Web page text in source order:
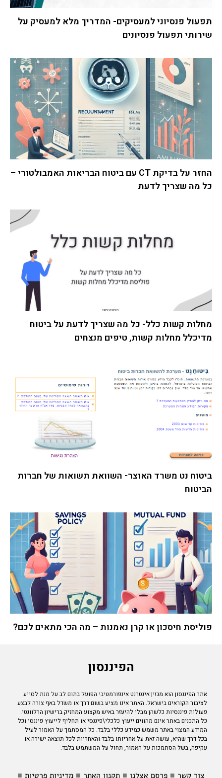
תפעול פנסיוני למעסיקים- המדריך מלא למעסיק על
שירותי תפעול פנסיונים
החזר על בדיקת CT עם ביטוח הבריאות האמבולטורי –
כל מה שצריך לדעת
מחלות קשות כלל- כל מה שצריך לדעת על ביטוח
מדיכלל מחלות קשות, טיפים מנצחים
ביטוח נט משרד האוצר- השוואת תשואות של חברות
הביטוח
פוליסת חיסכון או קרן נאמנות – מה הכי מתאים לכם?
הפיננסון
אתר הפיננסון הוא מגזין אינטרנט אינפורמטיבי הפועל בתום לב על מנת לסייע
לציבור הקוראים בישראל. האתר אינו מציע בשום דרך או משדל באף צורה לבצע
פעולות פיננסיות כלשהן מבלי להיעזר באיש מקצוע המחזיק ברישיון הרלוונטי.
כל התכנים באתר אינם מהווים ייעוץ כלכלי\פיננסי או תחליף לייעוץ פיננסי וכל
המידע המצוי באתר משמש כמידע כללי בלבד. כל המסתמך על האמור לעיל
בכל דרך שהיא, עושה זאת על אחריותו בלבד והאחריות לכל תוצאה ישירה או
עקיפה, בשל הסתמכות על האמור, תחול על המשתמש בלבד.
צור קשר ■ פרסם אצלנו ■ תקנון האתר ■ מדיניות פרטיות ■